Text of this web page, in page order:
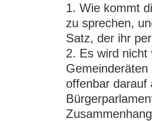
1. Wie kommt
zu sprechen,
Satz, der ihr
2. Es wird nicht
offenbar darauf